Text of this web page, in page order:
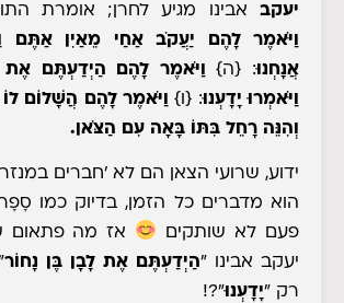
יעקב אבינו מגיע לחרן; אומרת
וַיֹּאמֶר לָהֶם יַעֲקֹב אַחַי מֵאַיִן אַתֶּם
אֲנָחְנוּ: {ה}
וַיֹּאמֶר לָהֶם הַיְדַעְתֶּם אֶת
וַיֹּאמְרוּ יָדָעְנוּ: {ו}
וַיֹּאמֶר לָהֶם הֲשָׁלוֹם לוֹ
וְהִנֵּה רָחֵל בִּתּוֹ בָּאָה עִם הַצֹּאן.
ידוע, שרועי הצאן הם לא 'חברים
הוא מדברים כל הזמן, בדיוק כמו
פעם לא שותקים
אז מה פתאום
יעקב אבינו "הַיְדַעְתֶּם אֶת לָבָן בֶּן נָחוֹר
רק "יָדָעְנוּ"?!